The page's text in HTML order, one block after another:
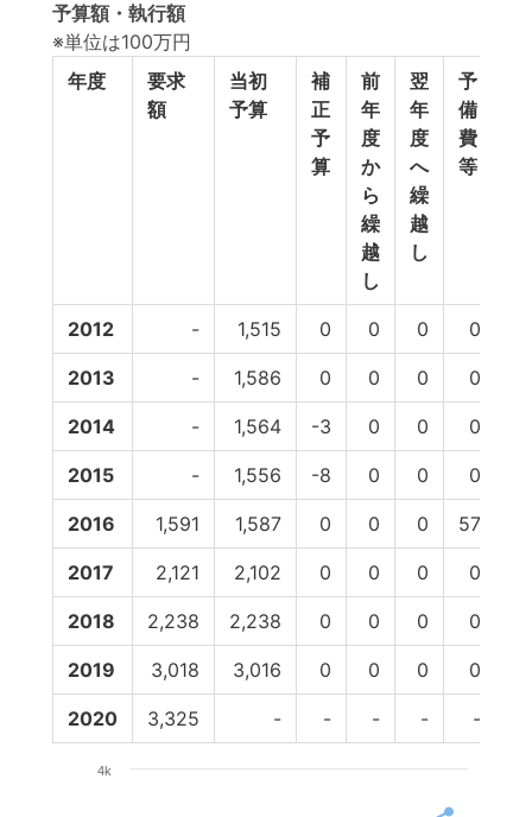
予算額・執行額
※単位は100万円
年度
要求
額
当初
予算
補
正
予
算
前
年
度
か
ら
繰
越
し
翌
年
度
へ
繰
越
し
予
備
費
等
2012 - 1,515 0 0 0 0
2013 - 1,586 0 0 0 0
2014 - 1,564 -3 0 0 0
2015 - 1,556 -8 0 0 0
2016 1,591 1,587 0 0 0 57
2017 2,121 2,102 0 0 0 0
2018 2,238 2,238 0 0 0 0
2019 3,018 3,016 0 0 0 0
2020 3,325 - - - - -
4k